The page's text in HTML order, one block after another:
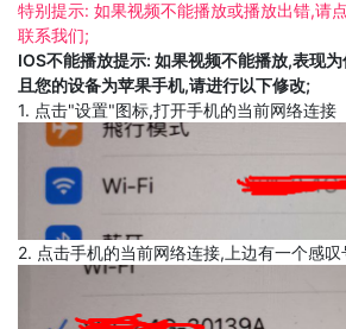
特别提示: 如果视频不能播放或播放出错,请
联系我们;
IOS不能播放提示: 如果视频不能播放,表现
且您的设备为苹果手机,请进行以下修改;
1. 点击"设置"图标,打开手机的当前网络连接
2. 点击手机的当前网络连接,上边有一个感